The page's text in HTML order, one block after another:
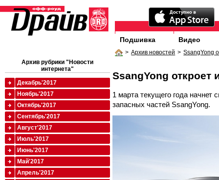
Подшивка Видео
> Архив новостей > SsangYong
SsangYong откроет
1 марта текущего года начнет
запасных частей SsangYong.
Архив рубрики "Новости
интернета"
Декабрь'2017
Ноябрь'2017
Октябрь'2017
Сентябрь'2017
Август'2017
Июль'2017
Июнь'2017
Май'2017
Апрель'2017